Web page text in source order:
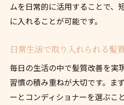
ムを日常的に活用することで、
に入れることが可能です。
日常生活で取り入れられる髪
毎日の生活の中で髪質改善を実
習慣の積み重ねが大切です。ま
ーとコンディショナーを選ぶこ